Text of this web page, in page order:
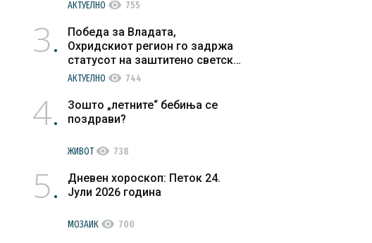
АКТУЕЛНО visibility 755
3
Победа за Владата,
Охридскиот регион го задржа
статусот на заштитено светско
културно наследство
АКТУЕЛНО visibility 744
4
Зошто „летните“ бебиња се
поздрави?
ЖИВОТvisibility 738
5
Дневен хороскоп: Петок 24.
Јули 2026 година
МОЗАИК visibility 700